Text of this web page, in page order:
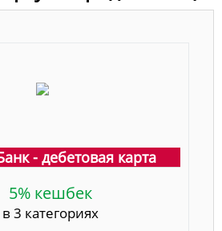
- дебетовая карта
5% кешбек
в 3 категориях